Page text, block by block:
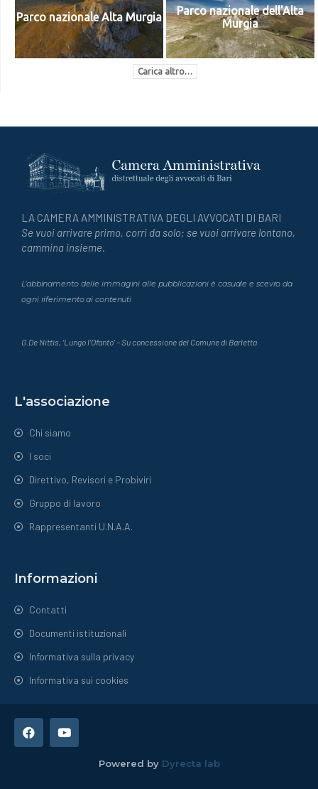
Parco nazionale Alta Murgia
Parco nazionale dell'Alta
Murgia
Carica altro…
LA CAMERA AMMINISTRATIVA DEGLI AVVOCATI DI BARI
Se vuoi arrivare primo, corri da solo; se vuoi arrivare lontano,
cammina insieme.
L’abbinamento delle immagini alle pubblicazioni è casuale e scevro da
ogni riferimento ai contenuti
G.De Nittis, ‘Lungo l’Ofanto’ – Su concessione del Comune di Barletta
L'associazione
Chi siamo
I soci
Direttivo, Revisori e Probiviri
Gruppo di lavoro
Rappresentanti U.N.A.A.
Informazioni
Contatti
Documenti istituzionali
Informativa sulla privacy
Informativa sui cookies
Powered by Dyrecta lab